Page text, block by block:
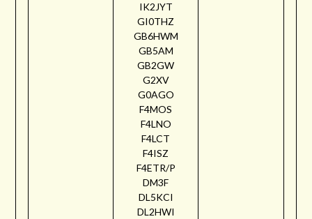
IK2JYT
GI0THZ
GB6HWM
GB5AM
GB2GW
G2XV
G0AGO
F4MOS
F4LNO
F4LCT
F4ISZ
F4ETR/P
DM3F
DL5KCI
DL2HWI